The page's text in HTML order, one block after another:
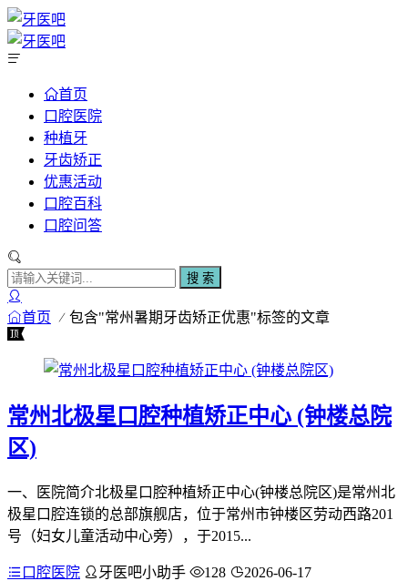
首页
口腔医院
种植牙
牙齿矫正
优惠活动
口腔百科
口腔问答
搜 索
首页 包含"常州暑期牙齿矫正优惠"标签的文章
常州北极星口腔种植矫正中心 (钟楼总院
区)
一、医院简介北极星口腔种植矫正中心(钟楼总院区)是常州北
极星口腔连锁的总部旗舰店，位于常州市钟楼区劳动西路201
号（妇女儿童活动中心旁），于2015...
口腔医院 牙医吧小助手 128 2026-06-17